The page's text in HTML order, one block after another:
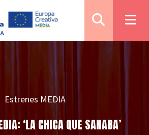
Estrenes MEDIA
‘LA CHICA QUE SANABA’